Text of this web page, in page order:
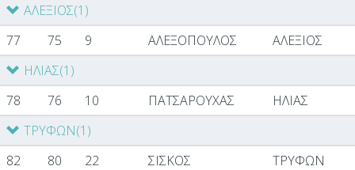
ΑΛΕΞΙΟΣ(1)
77
75 9 ΑΛΕΞΟΠΟΥΛΟΣ
ΑΛΕΞΙΟΣ
ΗΛΙΑΣ(1)
78
76 10 ΠΑΤΣΑΡΟΥΧΑΣ
ΗΛΙΑΣ
ΤΡΥΦΩΝ(1)
82
80 22 ΣΙΣΚΟΣ
ΤΡΥΦΩΝ